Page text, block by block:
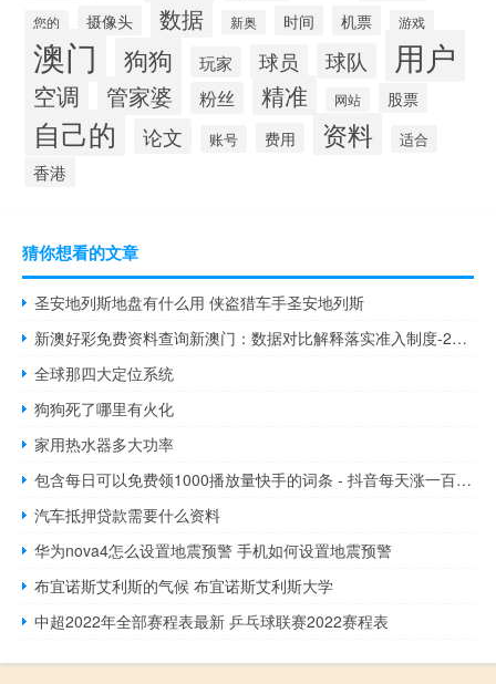
您的 摄像头 数据 新奥 时间 机票 游戏
澳门 狗狗 玩家 球员 球队 用户
空调 管家婆 粉丝 精准 网站 股票
自己的 论文 账号 费用 资料 适合
香港
猜你想看的文章
圣安地列斯地盘有什么用 侠盗猎车手圣安地列斯
新澳好彩免费资料查询新澳门：数据对比解释落实准入制度-2075.PL.192
全球那四大定位系统
狗狗死了哪里有火化
家用热水器多大功率
包含每日可以免费领1000播放量快手的词条 - 抖音每天涨一百粉丝正常吗
汽车抵押贷款需要什么资料
华为nova4怎么设置地震预警 手机如何设置地震预警
布宜诺斯艾利斯的气候 布宜诺斯艾利斯大学
中超2022年全部赛程表最新 乒乓球联赛2022赛程表